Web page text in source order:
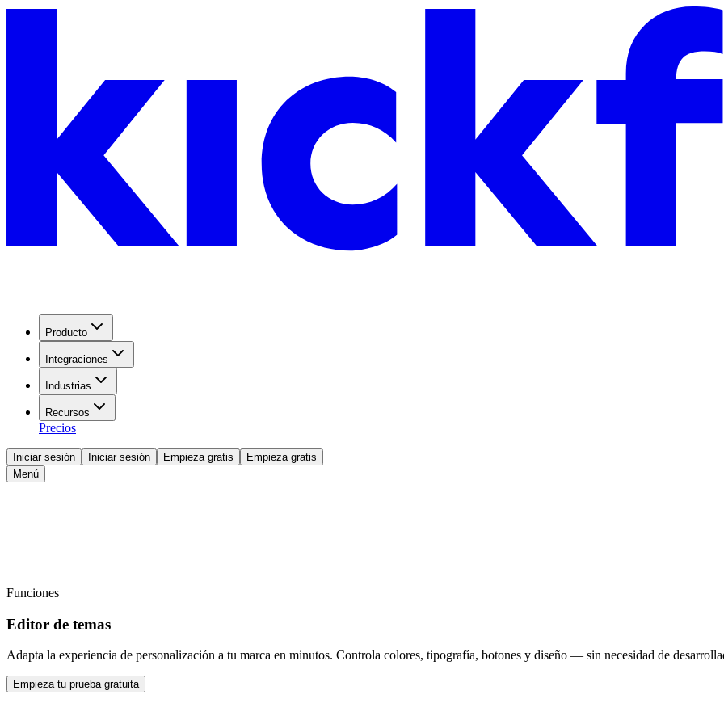
Producto
Integraciones
Industrias
Recursos
Precios
Iniciar sesión Iniciar sesión Empieza gratis
Empieza gratis
Menú
Funciones
Editor de temas
Adapta la experiencia de personalización a tu marca en minutos. Controla colores, tipografía, botones y diseño — sin necesidad de
Empieza tu prueba gratuita